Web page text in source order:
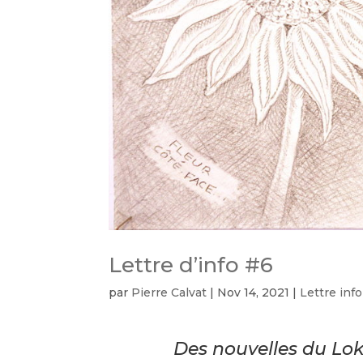
Lettre d’info #6
par Pierre Calvat | Nov 14, 2021 | Lettre info
Des nouvelles du